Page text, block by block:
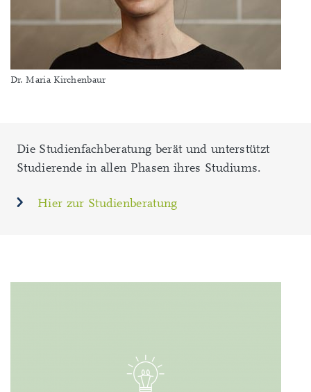
Dr. Maria Kirchenbaur
Die Studienfachberatung berät und unterstützt
Studierende in allen Phasen ihres Studiums.
Hier zur Studienberatung